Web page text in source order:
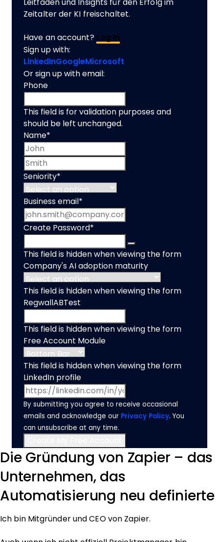
Leitfäden und Insights für den Erfolg im
Zeitalter der KI freischaltet.
Have an account? Log In
Sign up with:
LinkedInGoogleMicrosoft
Or sign up with email:
Phone
This field is for validation purposes and
should be left unchanged.
Name*
Seniority*
Business email *
Create Password*
This field is hidden when viewing the form
Company's AI adoption maturity
This field is hidden when viewing the form
RegwallABTest
This field is hidden when viewing the form
Free Account Module
This field is hidden when viewing the form
LinkedIn profile
By submitting you agree to receive occasional
emails and acknowledge our Privacy Policy. You
can unsubscribe at any time.
Die Gründung von Zapier – das
Unternehmen, das
Automatisierung neu definierte
Ich bin Mitgründer und CEO von Zapier.